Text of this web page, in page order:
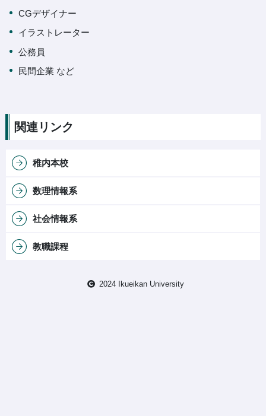
2024 Ikueikan University
CGデザイナー
イラストレーター
公務員
民間企業 など
関連リンク
稚内本校
数理情報系
社会情報系
教職課程